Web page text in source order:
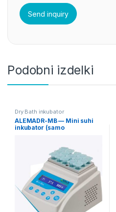
Podobni izdelki
Dry Bath inkubator
ALEMADR-MB — Mini suhi
inkubator (samo